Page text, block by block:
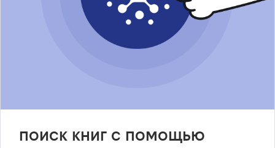
поиск книг с помощью